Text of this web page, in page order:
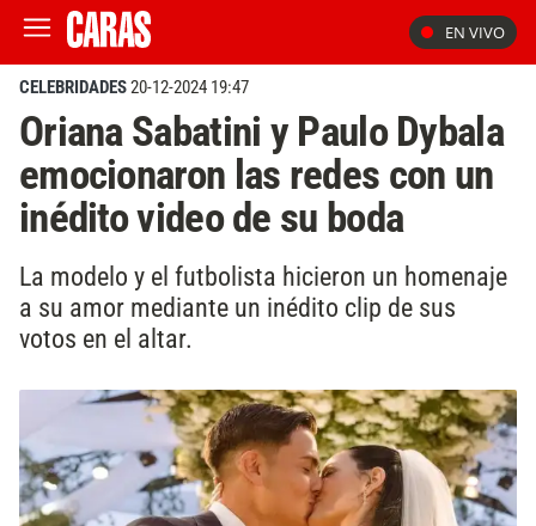
EN VIVO
CELEBRIDADES20-12-2024 19:47
Oriana Sabatini y Paulo Dybala
emocionaron las redes con un
inédito video de su boda
La modelo y el futbolista hicieron un homenaje
a su amor mediante un inédito clip de sus
votos en el altar.